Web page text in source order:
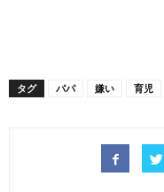
タグ パパ 嫌い 育児